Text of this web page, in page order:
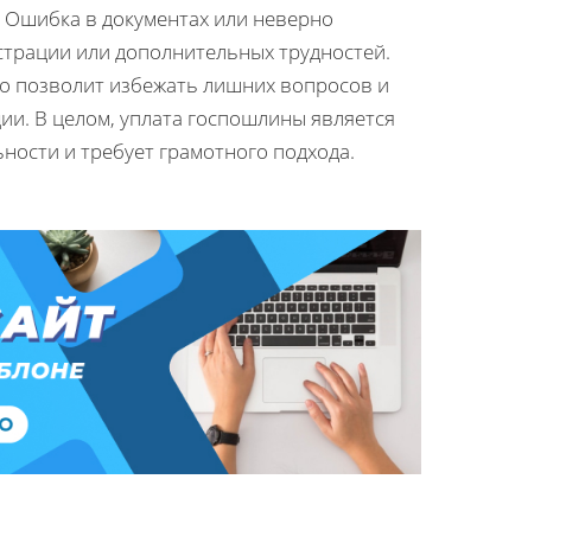
в документах или неверно
или дополнительных трудностей.
позволит избежать лишних вопросов и
В целом, уплата госпошлины является
и требует грамотного подхода.